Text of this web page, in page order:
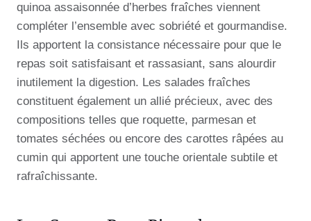
quinoa assaisonnée d’herbes fraîches viennent
compléter l’ensemble avec sobriété et gourmandise.
Ils apportent la consistance nécessaire pour que le
repas soit satisfaisant et rassasiant, sans alourdir
inutilement la digestion. Les salades fraîches
constituent également un allié précieux, avec des
compositions telles que roquette, parmesan et
tomates séchées ou encore des carottes râpées au
cumin qui apportent une touche orientale subtile et
rafraîchissante.